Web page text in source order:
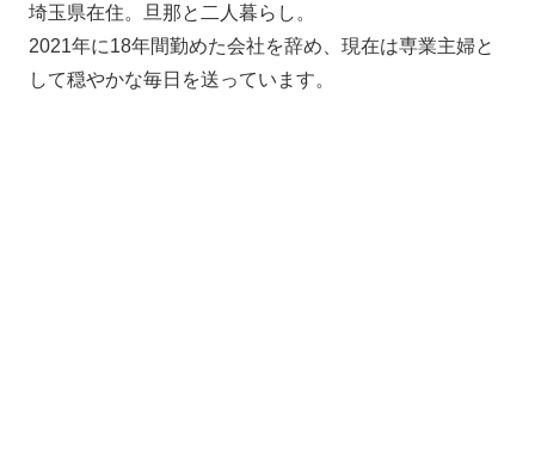
埼玉県在住。旦那と二人暮らし。
2021年に18年間勤めた会社を辞め、現在は専業主婦と
して穏やかな毎日を送っています。